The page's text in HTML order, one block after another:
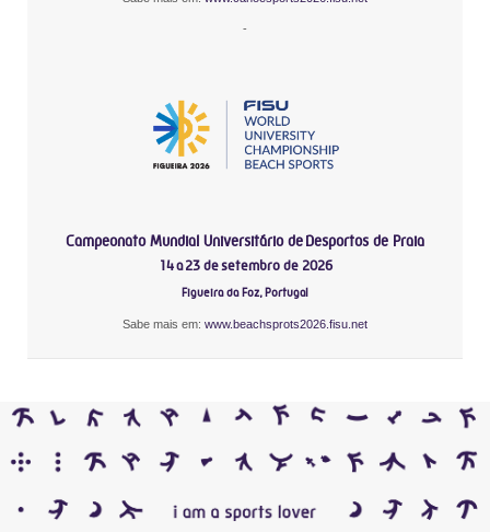
-
Campeonato Mundial Universitário de Desportos de Praia
14 a 23 de setembro de 2026
Figueira da Foz, Portugal
Sabe mais em: www.beachsprots2026.fisu.net